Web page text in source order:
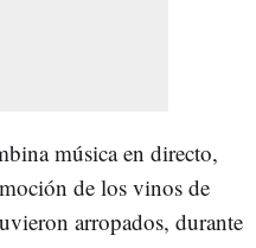
música en directo,
de los vinos de
arropados, durante